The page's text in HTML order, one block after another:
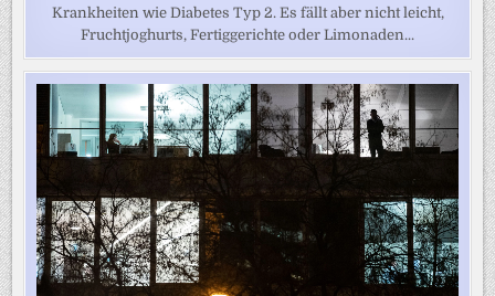
Krankheiten wie Diabetes Typ 2. Es fällt aber nicht leicht,
Fruchtjoghurts, Fertiggerichte oder Limonaden...